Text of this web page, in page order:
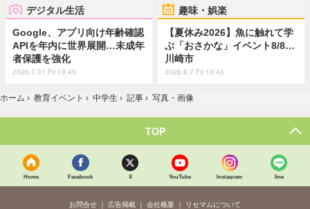
デジタル生活
Google、アプリ向け年齢確認
APIを年内に世界展開…未成年
者保護を強化
2026.7.31 Fri 13:45
趣味・娯楽
【夏休み2026】魚に触れて学
ぶ「おさかな」イベント8/8…
川崎市
2026.8.7 Fri 10:45
ホーム › 教育イベント › 中学生 › 記事 › 写真・画像
TOP
Home Facebook X YouTube Instagram line
お問合せ 広告掲載 会社概要
リセマムについて